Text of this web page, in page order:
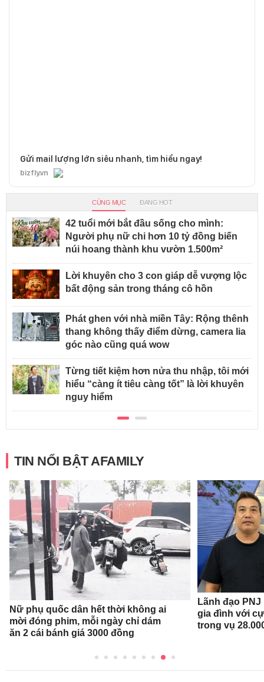
Gửi mail lượng lớn siêu nhanh, tìm hiểu ngay!
bizfly.vn
CÙNG MỤC ĐANG HOT
42 tuổi mới bắt đầu sống cho mình:
Người phụ nữ chi hơn 10 tỷ đồng biến
núi hoang thành khu vườn 1.500m²
Lời khuyên cho 3 con giáp dễ vượng lộc
bất động sản trong tháng cô hồn
Phát ghen với nhà miền Tây: Rộng thênh
thang không thấy điểm dừng, camera lia
góc nào cũng quá wow
Từng tiết kiệm hơn nửa thu nhập, tôi mới
hiểu “càng ít tiêu càng tốt” là lời khuyên
nguy hiểm
TIN NỔI BẬT AFAMILY
Nữ phụ quốc dân hết thời không ai
mời đóng phim, mỗi ngày chỉ dám
ăn 2 cái bánh giá 3000 đồng
Lãnh đạo
gia đình với
trong vụ